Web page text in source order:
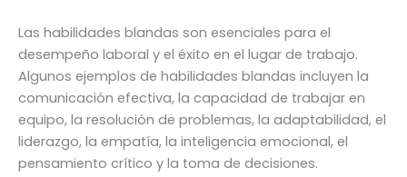
Las habilidades blandas son esenciales para el
desempeño laboral y el éxito en el lugar de trabajo.
Algunos ejemplos de habilidades blandas incluyen la
comunicación efectiva, la capacidad de trabajar en
equipo, la resolución de problemas, la adaptabilidad, el
liderazgo, la empatía, la inteligencia emocional, el
pensamiento crítico y la toma de decisiones.